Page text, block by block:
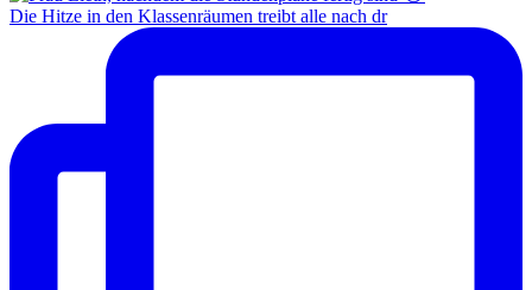
Die Hitze in den Klassenräumen treibt alle nach dr